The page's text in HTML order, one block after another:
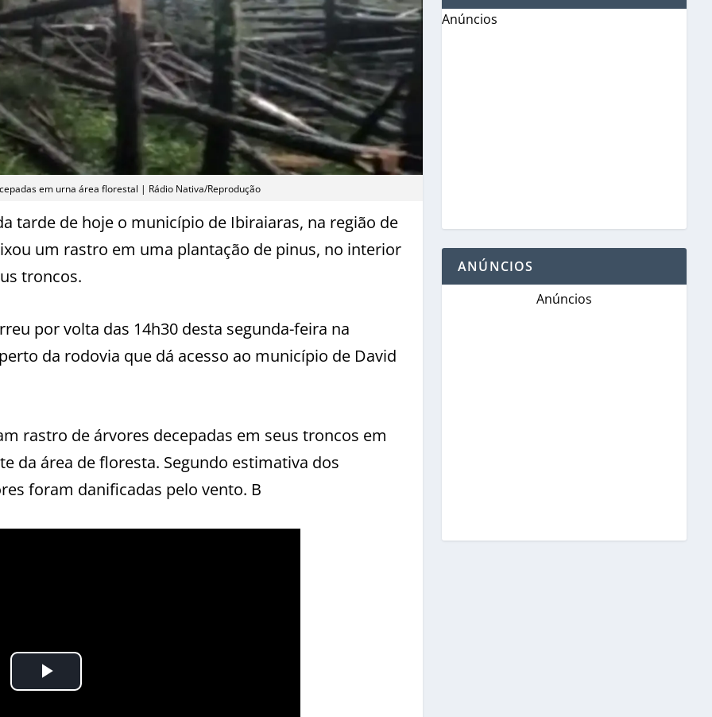
em urna área florestal | Rádio Nativa/Reprodução
tarde de hoje o município de Ibiraiaras, na região de
um rastro em uma plantação de pinus, no interior
troncos.
por volta das 14h30 desta segunda-feira na
da rodovia que dá acesso ao município de David
rastro de árvores decepadas em seus troncos em
da área de floresta. Segundo estimativa dos
foram danificadas pelo vento. B
Anúncios
ANÚNCIOS
Anúncios